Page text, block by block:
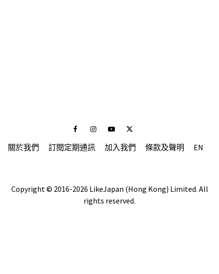
FacebookInstagramYoutubeTwitter
關於我們 訂閱定期通訊 加入我們 條款及聲明 EN
Copyright © 2016-2026 LikeJapan (Hong Kong) Limited. All
rights reserved.